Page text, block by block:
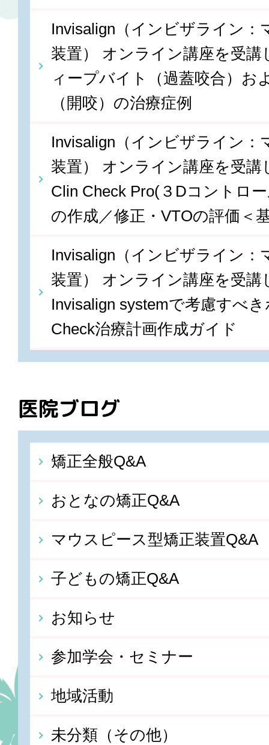
Invisalign（インビザライン：
装置） オンライン講座を受講
ィープバイト（過蓋咬合）お
（開咬）の治療症例
Invisalign（インビザライン：
装置） オンライン講座を受講
Clin Check Pro(３Dコントロ
の作成／修正・VTOの評価＜
Invisalign（インビザライン：
装置） オンライン講座を受講
Invisalign systemで考慮すべ
Check治療計画作成ガイド
医院ブログ
矯正全般Q&A
おとなの矯正Q&A
マウスピース型矯正装置Q&A
子どもの矯正Q&A
お知らせ
参加学会・セミナー
地域活動
未分類（その他）